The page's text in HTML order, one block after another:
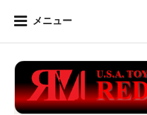
メニュー